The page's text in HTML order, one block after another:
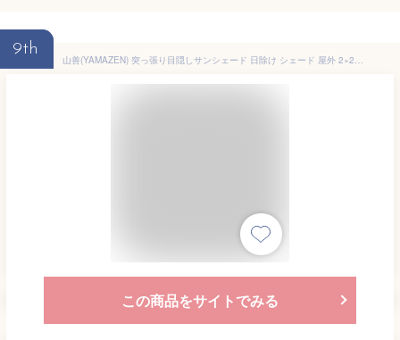
9th
山善(YAMAZEN) 突っ張り目隠しサンシェード 日除け シェード 屋外 2×2m 遮光率約71％ 紫外線遮蔽約82％ SPSH-2020 アイボリー
この商品をサイトでみる